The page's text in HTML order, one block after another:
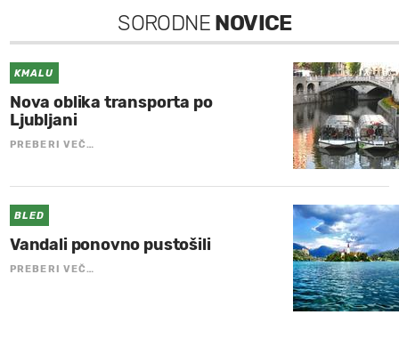
SORODNE NOVICE
KMALU
Nova oblika transporta po
Ljubljani
PREBERI VEČ…
BLED
Vandali ponovno pustošili
PREBERI VEČ…